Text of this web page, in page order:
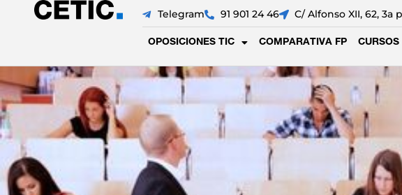
Telegram 91 901 24 46 C/ Alfonso XII, 62, 3a
OPOSICIONES TIC COMPARATIVA FP CURSOS